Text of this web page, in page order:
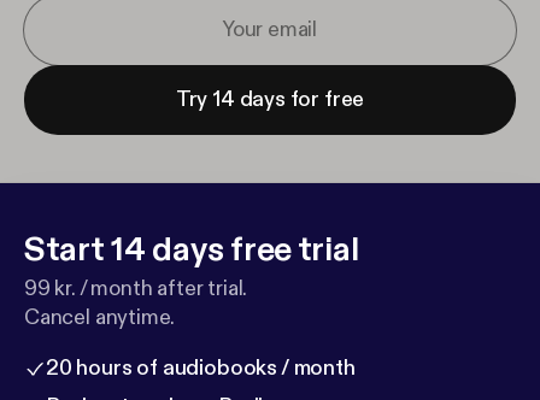
Try 14 days for free
Start 14 days free trial
99 kr. / month after trial.
Cancel anytime.
20 hours of audiobooks / month